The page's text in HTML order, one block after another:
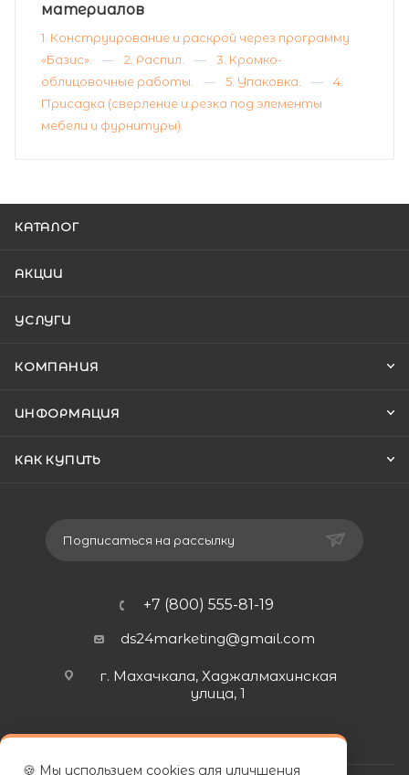
материалов
1. Конструирование и раскрой через программу
«Базис».
2. Распил.
3. Кромко-
облицовочные работы.
5. Упаковка.
4.
Присадка (сверление и резка под элементы
мебели и фурнитуры).
КАТАЛОГ
АКЦИИ
УСЛУГИ
КОМПАНИЯ
ИНФОРМАЦИЯ
КАК КУПИТЬ
Подписаться на рассылку
+7 (800) 555-81-19
ds24marketing@gmail.com
г. Махачкала, Хаджалмахинская
улица, 1
🍪 Мы используем cookies для улучшения